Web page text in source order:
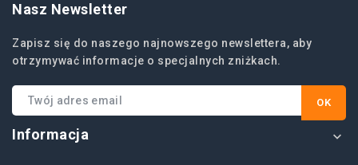
Nasz Newsletter
Zapisz się do naszego najnowszego newslettera, aby
otrzymywać informacje o specjalnych zniżkach.
Informacja 